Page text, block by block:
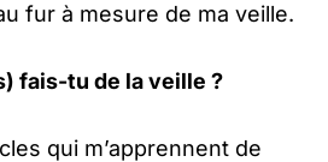
fur à mesure de ma veille.
fais-tu de la veille ?
qui m’apprennent de